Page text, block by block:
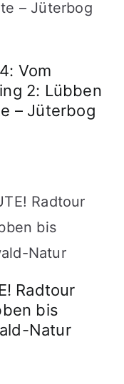
Vom
2: Lübben
– Jüterbog
Radtour
bis
Natur